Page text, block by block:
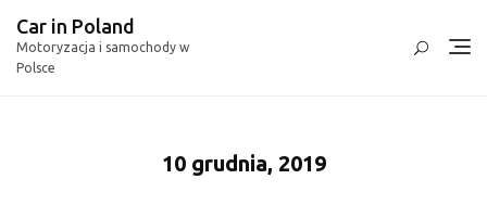
content
Car in Poland
Motoryzacja i samochody w
Polsce
10 grudnia, 2019